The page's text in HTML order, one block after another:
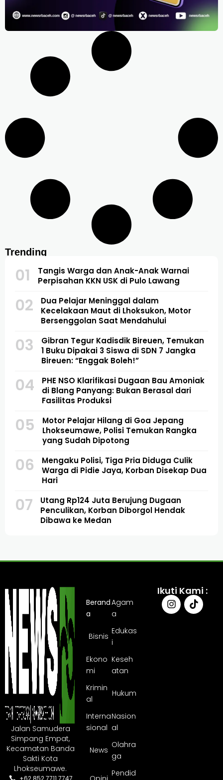
Trending
01
Tangis Warga dan Anak-Anak Warnai
Perpisahan KKN USK di Pulo Lawang
02
Dua Pelajar Meninggal dalam
Kecelakaan Maut di Lhoksukon, Motor
Bersenggolan Saat Mendahului
03
Gibran Tegur Kadisdik Bireuen, Temukan
1 Buku Dipakai 3 Siswa di SDN 7 Jangka
Bireuen: “Enggak Boleh!”
04
PHE NSO Klarifikasi Dugaan Bau Amoniak
di Blang Panyang: Bukan Berasal dari
Fasilitas Produksi
05
Motor Pelajar Hilang di Goa Jepang
Lhokseumawe, Polisi Temukan Rangka
yang Sudah Dipotong
06
Mengaku Polisi, Tiga Pria Diduga Culik
Warga di Pidie Jaya, Korban Disekap Dua
Hari
07
Utang Rp124 Juta Berujung Dugaan
Penculikan, Korban Diborgol Hendak
Dibawa ke Medan
Jalan Samudera
Simpang Empat,
Kecamatan Banda
Sakti Kota
Lhokseumawe.
+62 852 7711 7747
Berand
a
Agam
a
Bisnis
Edukas
i
Ekono
mi
Keseh
atan
Krimin
al
Hukum
Interna
sional
Nasion
al
News
Olahra
ga
Pendid
Ikuti Kami :